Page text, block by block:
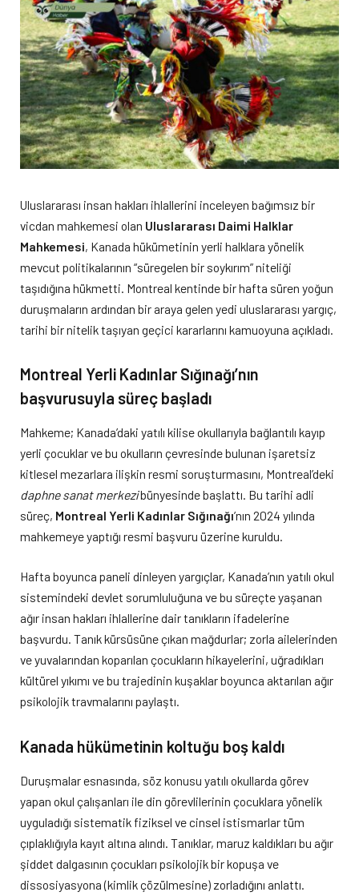
Uluslararası insan hakları ihlallerini inceleyen bağımsız bir
vicdan mahkemesi olan Uluslararası Daimi Halklar
Mahkemesi, Kanada hükümetinin yerli halklara yönelik
mevcut politikalarının “süregelen bir soykırım” niteliği
taşıdığına hükmetti. Montreal kentinde bir hafta süren yoğun
duruşmaların ardından bir araya gelen yedi uluslararası yargıç,
tarihi bir nitelik taşıyan geçici kararlarını kamuoyuna açıkladı.
Montreal Yerli Kadınlar Sığınağı’nın
başvurusuyla süreç başladı
Mahkeme; Kanada’daki yatılı kilise okullarıyla bağlantılı kayıp
yerli çocuklar ve bu okulların çevresinde bulunan işaretsiz
kitlesel mezarlara ilişkin resmi soruşturmasını, Montreal’deki
daphne sanat merkezibünyesinde başlattı. Bu tarihi adli
süreç, Montreal Yerli Kadınlar Sığınağı’nın 2024 yılında
mahkemeye yaptığı resmi başvuru üzerine kuruldu.
Hafta boyunca paneli dinleyen yargıçlar, Kanada’nın yatılı okul
sistemindeki devlet sorumluluğuna ve bu süreçte yaşanan
ağır insan hakları ihlallerine dair tanıkların ifadelerine
başvurdu. Tanık kürsüsüne çıkan mağdurlar; zorla ailelerinden
ve yuvalarından koparılan çocukların hikayelerini, uğradıkları
kültürel yıkımı ve bu trajedinin kuşaklar boyunca aktarılan ağır
psikolojik travmalarını paylaştı.
Kanada hükümetinin koltuğu boş kaldı
Duruşmalar esnasında, söz konusu yatılı okullarda görev
yapan okul çalışanları ile din görevlilerinin çocuklara yönelik
uyguladığı sistematik fiziksel ve cinsel istismarlar tüm
çıplaklığıyla kayıt altına alındı. Tanıklar, maruz kaldıkları bu ağır
şiddet dalgasının çocukları psikolojik bir kopuşa ve
dissosiyasyona (kimlik çözülmesine) zorladığını anlattı.